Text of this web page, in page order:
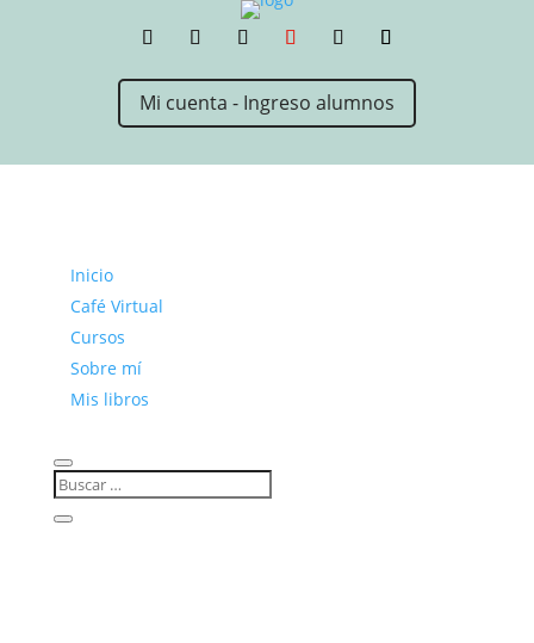
Mi cuenta - Ingreso alumnos
Inicio
Café Virtual
Cursos
Sobre mí
Mis libros